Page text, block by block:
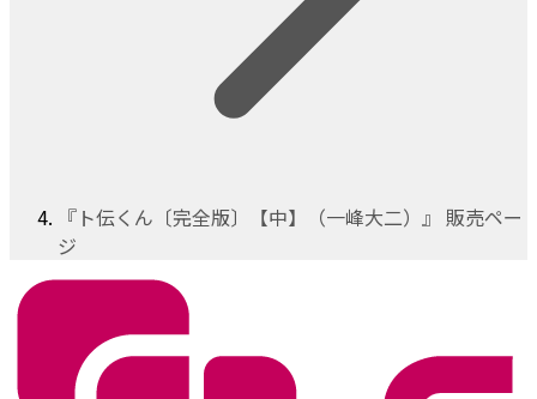
『ト伝くん〔完全版〕【中】（一峰大二）』 販売ペー
ジ